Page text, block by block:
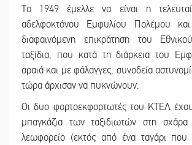
Το 1949 έμελλε να είναι η
αδελφοκτόνου Εμφυλίου Πολέμου
διαφαινόμενη επικράτηση του
ταξίδια, που κατά τη διάρκεια του
αραιά και με φάλαγγες, συνοδεία
τώρα άρχισαν να πυκνώνουν.
Οι δυο φορτοεκφορτωτές του ΚΤΕΛ
μπαγκάζια των ταξιδιωτών στη
λεωφορείο (εκτός από ένα ταγάρι που